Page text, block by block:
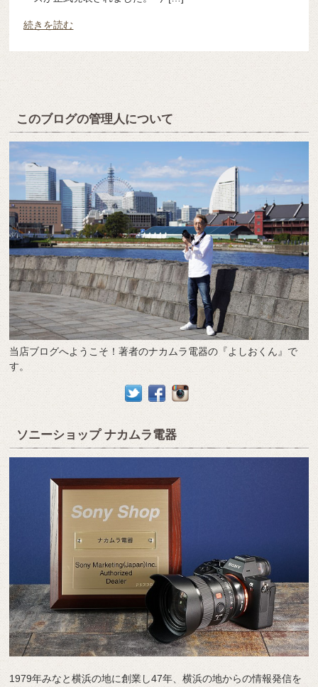
続きを読む
このブログの管理人について
当店ブログへようこそ！著者のナカムラ電器の『よしおくん』で
す。
ソニーショップ ナカムラ電器
1979年みなと横浜の地に創業し47年、横浜の地からの情報発信を